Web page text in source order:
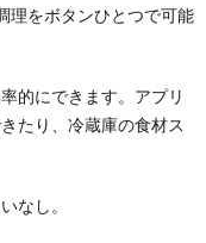
理をボタンひとつで可能
的にできます。アプリ
たり、冷蔵庫の食材ス
なし。